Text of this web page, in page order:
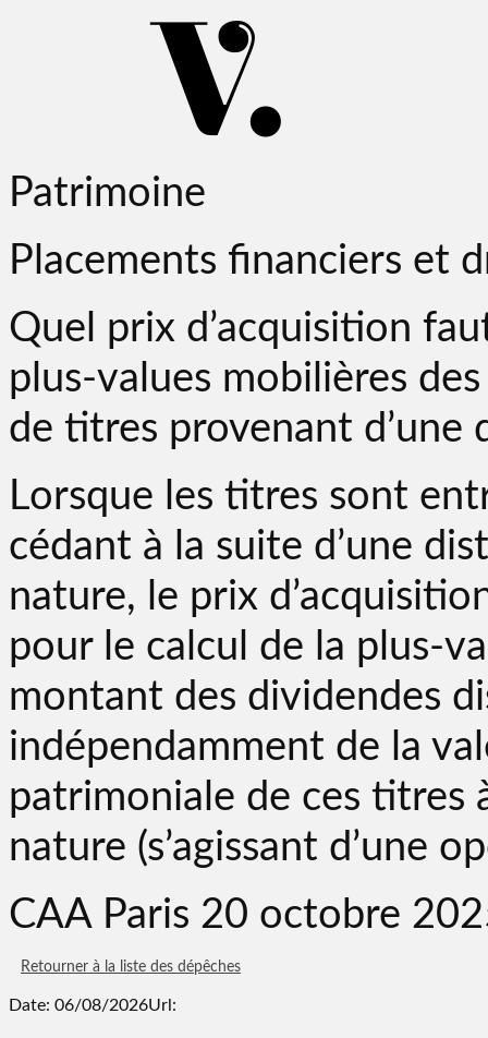
Patrimoine
Placements financiers et
Quel prix d’acquisition
plus-values mobilières
de titres provenant
Lorsque les titres sont
cédant à la suite d’une
nature, le prix
pour le calcul de la plus-
montant des dividendes
indépendamment de la
patrimoniale de ces titres
nature (s’agissant d’une
CAA Paris 20 octobre
Retourner à la liste des dépêches
Date: 06/08/2026Url: